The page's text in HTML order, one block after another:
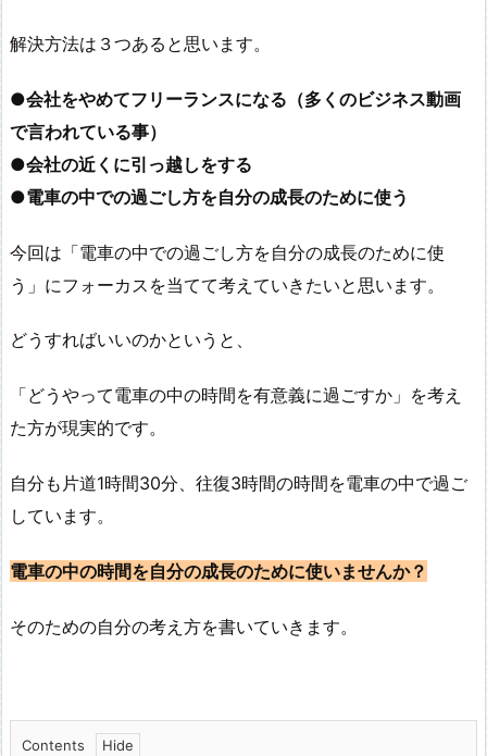
解決方法は３つあると思います。
●会社をやめてフリーランスになる（多くのビジネス動画
で言われている事）
●会社の近くに引っ越しをする
●電車の中での過ごし方を自分の成長のために使う
今回は「電車の中での過ごし方を自分の成長のために使
う」にフォーカスを当てて考えていきたいと思います。
どうすればいいのかというと、
「どうやって電車の中の時間を有意義に過ごすか」を考え
た方が現実的です。
自分も片道1時間30分、往復3時間の時間を電車の中で過ご
しています。
電車の中の時間を自分の成長のために使いませんか？
そのための自分の考え方を書いていきます。
Contents